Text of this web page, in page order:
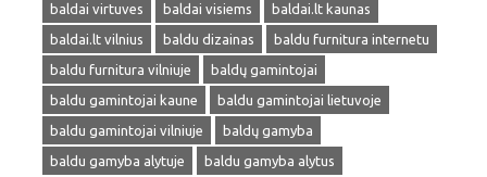
baldai virtuves
baldai visiems
baldai.lt kaunas
baldai.lt vilnius
baldu dizainas
baldu furnitura internetu
baldu furnitura vilniuje
baldų gamintojai
baldu gamintojai kaune
baldu gamintojai lietuvoje
baldu gamintojai vilniuje
baldų gamyba
baldu gamyba alytuje
baldu gamyba alytus